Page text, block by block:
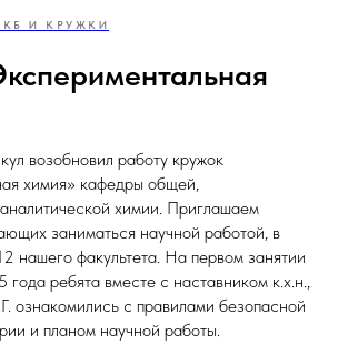
И КРУЖКИ
возобновил работу кружок
химия» кафедры общей,
химии. Приглашаем
заниматься научной работой, в
нашего факультета. На первом занятии
года ребята вместе с наставником к.х.н.,
ознакомились с правилами безопасной
и планом научной работы.